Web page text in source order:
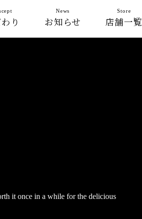
り お知らせ
News
店舗一覧
Store
it once in a while for the delicious